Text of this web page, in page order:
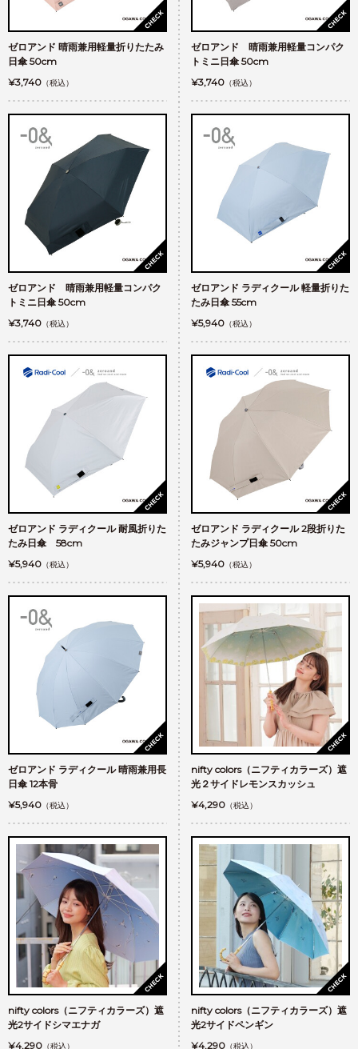
ゼロアンド 晴雨兼用軽量折りたたみ
日傘 50cm
¥3,740 （税込）
ゼロアンド 晴雨兼用軽量コンパク
トミニ日傘 50cm
¥3,740 （税込）
ゼロアンド 晴雨兼用軽量コンパク
トミニ日傘 50cm
¥3,740 （税込）
ゼロアンド ラディクール 軽量折りた
たみ日傘 55cm
¥5,940 （税込）
ゼロアンド ラディクール 耐風折りた
たみ日傘 58cm
¥5,940 （税込）
ゼロアンド ラディクール 2段折りた
たみジャンプ日傘 50cm
¥5,940 （税込）
ゼロアンド ラディクール 晴雨兼用長
日傘 12本骨
¥5,940 （税込）
nifty colors（ニフティカラーズ）遮
光２サイドレモンスカッシュ
¥4,290 （税込）
nifty colors（ニフティカラーズ）遮
光2サイドシマエナガ
¥4,290 （税込）
nifty colors（ニフティカラーズ）遮
光2サイドペンギン
¥4,290 （税込）